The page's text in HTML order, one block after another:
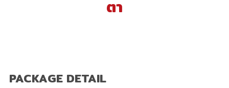
ตา
PACKAGE DETAIL